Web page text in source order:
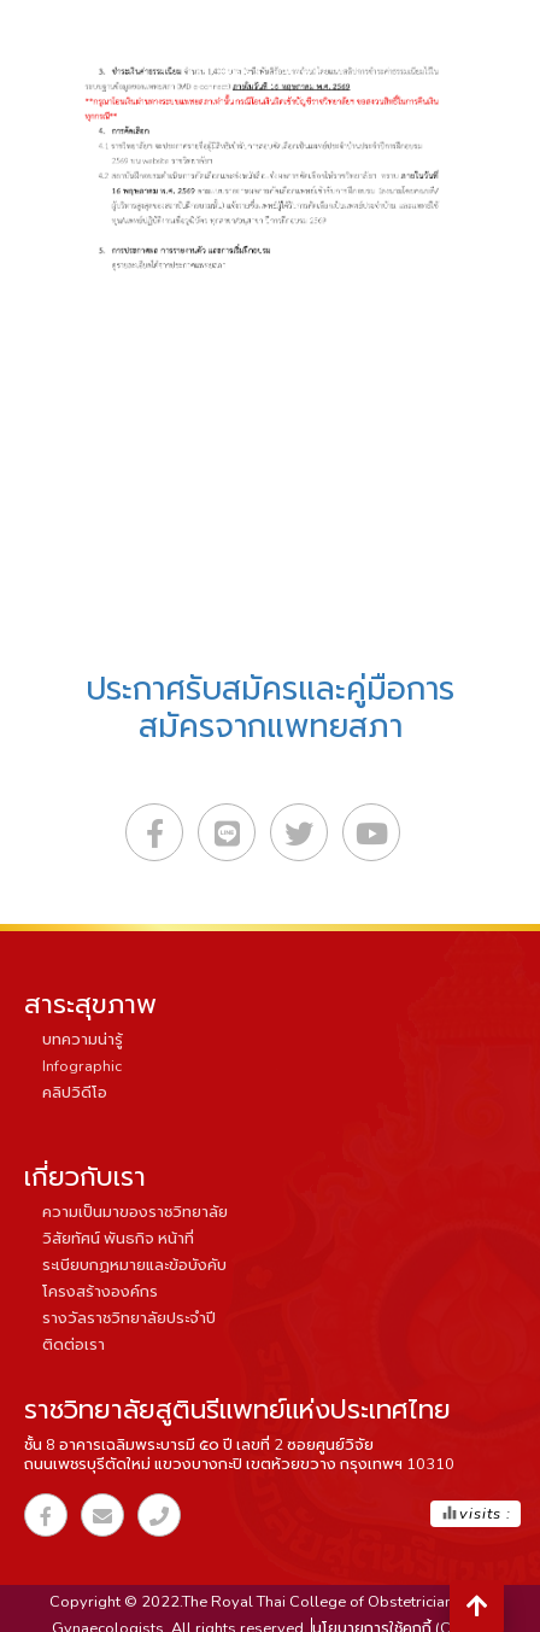
ประกาศรับสมัครและคู่มือการ
สมัครจากแพทยสภา
สาระสุขภาพ
บทความน่ารู้
Infographic
คลิปวิดีโอ
เกี่ยวกับเรา
ความเป็นมาของราชวิทยาลัย
วิสัยทัศน์ พันธกิจ หน้าที่
ระเบียบกฏหมายและข้อบังคับ
โครงสร้างองค์กร
รางวัลราชวิทยาลัยประจำปี
ติดต่อเรา
ราชวิทยาลัยสูตินรีแพทย์แห่งประเทศไทย
ชั้น 8 อาคารเฉลิมพระบารมี ๕๐ ปี เลขที่ 2 ซอยศูนย์วิจัย
ถนนเพชรบุรีตัดใหม่ แขวงบางกะปิ เขตห้วยขวาง กรุงเทพฯ 10310
equalizervisits :
Copyright © 2022.The Royal Thai College of Obstetricians and